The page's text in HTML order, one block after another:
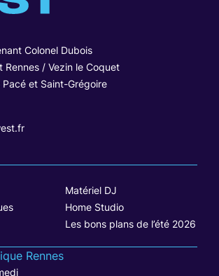
Colonel Dubois
Rennes / Vezin le Coquet
et Saint-Grégoire
Matériel DJ
Home Studio
Les bons plans de l’été 2026
Rennes